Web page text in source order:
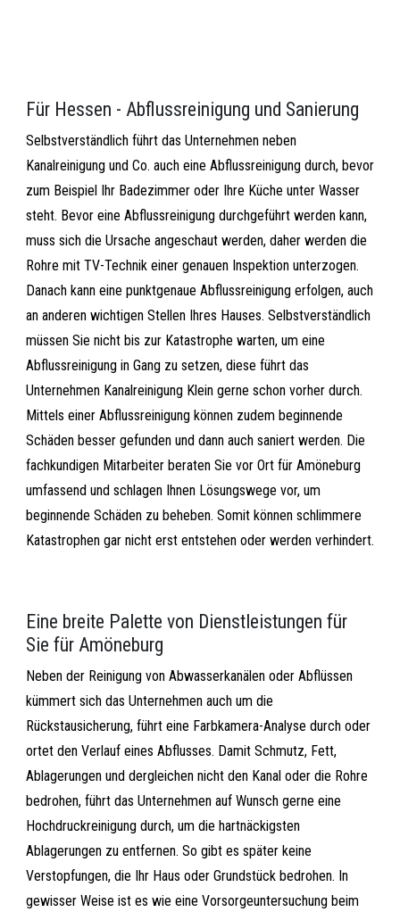
Für Hessen - Abflussreinigung und Sanierung
Selbstverständlich führt das Unternehmen neben
Kanalreinigung und Co. auch eine Abflussreinigung durch, bevor
zum Beispiel Ihr Badezimmer oder Ihre Küche unter Wasser
steht. Bevor eine Abflussreinigung durchgeführt werden kann,
muss sich die Ursache angeschaut werden, daher werden die
Rohre mit TV-Technik einer genauen Inspektion unterzogen.
Danach kann eine punktgenaue Abflussreinigung erfolgen, auch
an anderen wichtigen Stellen Ihres Hauses. Selbstverständlich
müssen Sie nicht bis zur Katastrophe warten, um eine
Abflussreinigung in Gang zu setzen, diese führt das
Unternehmen Kanalreinigung Klein gerne schon vorher durch.
Mittels einer Abflussreinigung können zudem beginnende
Schäden besser gefunden und dann auch saniert werden. Die
fachkundigen Mitarbeiter beraten Sie vor Ort für Amöneburg
umfassend und schlagen Ihnen Lösungswege vor, um
beginnende Schäden zu beheben. Somit können schlimmere
Katastrophen gar nicht erst entstehen oder werden verhindert.
Eine breite Palette von Dienstleistungen für
Sie für Amöneburg
Neben der Reinigung von Abwasserkanälen oder Abflüssen
kümmert sich das Unternehmen auch um die
Rückstausicherung, führt eine Farbkamera-Analyse durch oder
ortet den Verlauf eines Abflusses. Damit Schmutz, Fett,
Ablagerungen und dergleichen nicht den Kanal oder die Rohre
bedrohen, führt das Unternehmen auf Wunsch gerne eine
Hochdruckreinigung durch, um die hartnäckigsten
Ablagerungen zu entfernen. So gibt es später keine
Verstopfungen, die Ihr Haus oder Grundstück bedrohen. In
gewisser Weise ist es wie eine Vorsorgeuntersuchung beim